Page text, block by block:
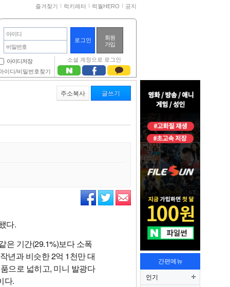
즐겨찾기 럭키레터 럭월HERO 공지
아이디
비밀번호
회원
가입
아이디저장
이디/비밀번호찾기
소셜 계정으로 로그인
간편메뉴
인기
주소복사 글쓰기
다.
은 기간(29.1%)보다 소폭
년과 비슷한 2억 1천만 대
으로 넓히고, 미니 발광다
다.